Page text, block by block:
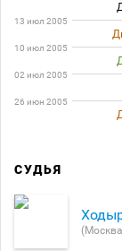
13 июл 2005
10 июл 2005
02 июл 2005
26 июн 2005
СУДЬЯ